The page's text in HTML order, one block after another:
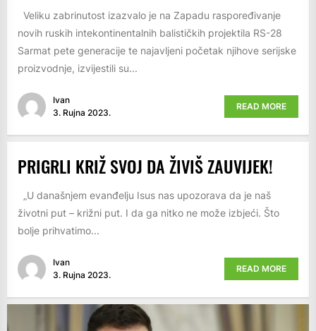
Veliku zabrinutost izazvalo je na Zapadu raspoređivanje
novih ruskih intekontinentalnih balističkih projektila RS-28
Sarmat pete generacije te najavljeni početak njihove serijske
proizvodnje, izvijestili su...
Ivan
3. Rujna 2023.
READ MORE
PRIGRLI KRIŽ SVOJ DA ŽIVIŠ ZAUVIJEK!
„U današnjem evanđelju Isus nas upozorava da je naš
životni put – križni put. I da ga nitko ne može izbjeći. Što
bolje prihvatimo...
Ivan
3. Rujna 2023.
READ MORE